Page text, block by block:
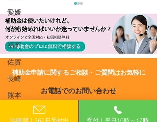
愛媛
高知
福岡
佐賀
長崎
熊本
佐賀県業務改善サポート
補助金
​補助金申請に関するご相談・ご質問はお気軽に
お電話でのお問い合わせ
0120-399-121
24時間｜365日受付中 受付｜平日10時～17時